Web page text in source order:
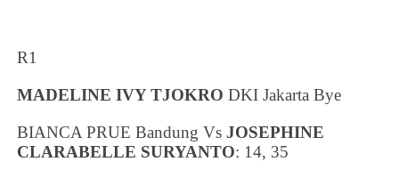
R1
MADELINE IVY TJOKRO DKI Jakarta Bye
BIANCA PRUE Bandung VsJOSEPHINE
CLARABELLE SURYANTO: 14, 35